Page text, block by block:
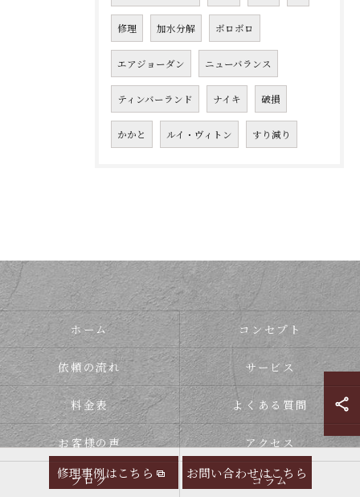
修理 加水分解 ボロボロ
エアジョーダン ニューバランス
ティンバーランド ナイキ 破損
かかと ルイ・ヴィトン すり減り
修理事例はこちら お問い合わせはこちら
ホーム コンセプト
依頼の流れ サービス
料金表 よくある質問
お客様の声 アクセス
ブログ コラム